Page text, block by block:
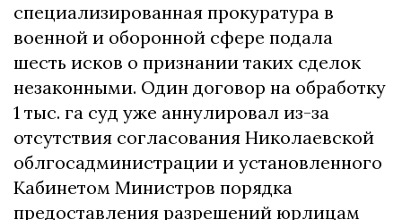
специализированная прокуратура в
военной и оборонной сфере подала
шесть исков о признании таких сделок
незаконными. Один договор на обработку
1 тыс. га суд уже аннулировал из-за
отсутствия согласования Николаевской
облгосадминистрации и установленного
Кабинетом Министров порядка
предоставления разрешений юрлицам